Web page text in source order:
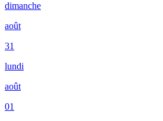
dimanche
août
31
lundi
août
01